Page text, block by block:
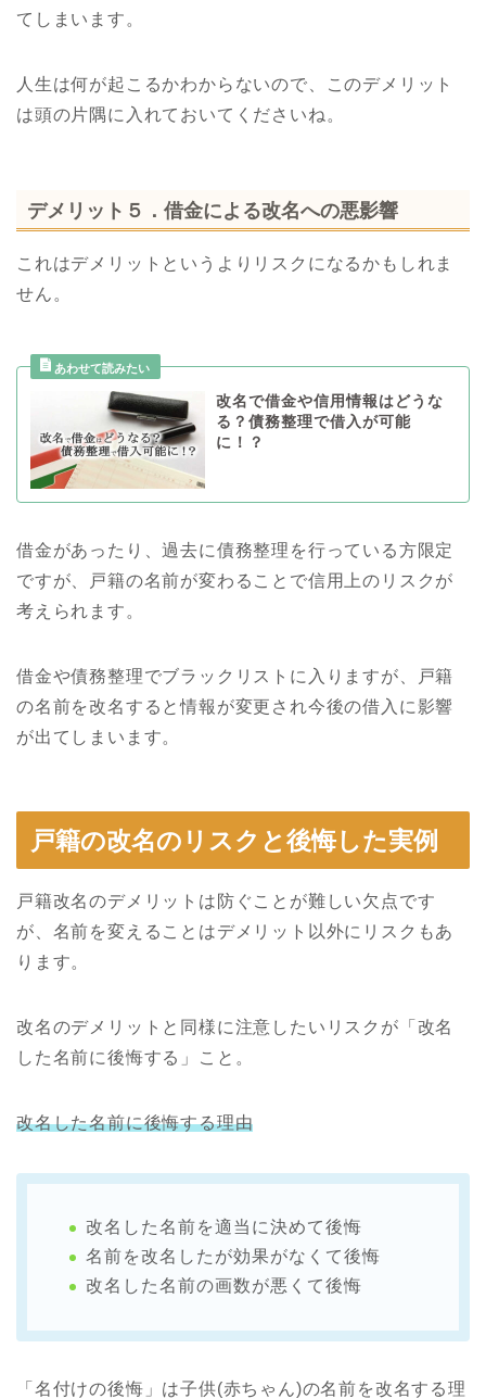
てしまいます。
人生は何が起こるかわからないので、このデメリット
は頭の片隅に入れておいてくださいね。
デメリット５．借金による改名への悪影響
これはデメリットというよりリスクになるかもしれま
せん。
改名で借金や信用情報はどうな
る？債務整理で借入が可能
に！？
借金があったり、過去に債務整理を行っている方限定
ですが、戸籍の名前が変わることで信用上のリスクが
考えられます。
借金や債務整理でブラックリストに入りますが、戸籍
の名前を改名すると情報が変更され今後の借入に影響
が出てしまいます。
戸籍の改名のリスクと後悔した実例
戸籍改名のデメリットは防ぐことが難しい欠点です
が、名前を変えることはデメリット以外にリスクもあ
ります。
改名のデメリットと同様に注意したいリスクが「改名
した名前に後悔する」こと。
改名した名前に後悔する理由
改名した名前を適当に決めて後悔
名前を改名したが効果がなくて後悔
改名した名前の画数が悪くて後悔
「名付けの後悔」は子供(赤ちゃん)の名前を改名する理